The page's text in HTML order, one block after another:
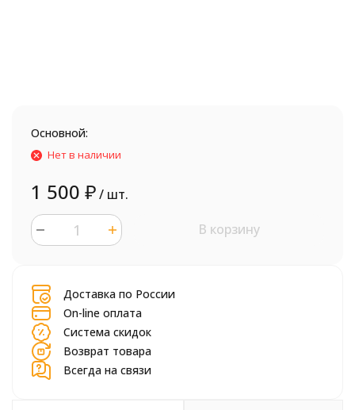
Основной:
Нет в наличии
1 500 ₽/ шт.
В корзину
Доставка по России
On-line оплата
Система скидок
Возврат товара
Всегда на связи